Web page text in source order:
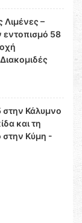
–
εντοπισμό 58
Κάλυμνο
και τη
στην Κύμη -